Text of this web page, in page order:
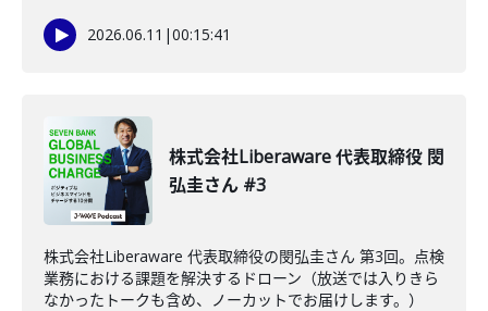
2026.06.11 |00:15:41
株式会社Liberaware 代表取締役 閔
弘圭さん #3
株式会社Liberaware 代表取締役の閔弘圭さん 第3回。点検
業務における課題を解決するドローン（放送では入りきら
なかったトークも含め、ノーカットでお届けします。）